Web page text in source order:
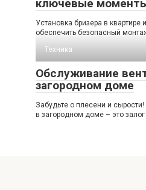
ключевые
Установка бризера в квартире
обеспечить безопасный
Техника
Обслуживание
загородном доме
Забудьте о плесени и
в загородном доме – это залог